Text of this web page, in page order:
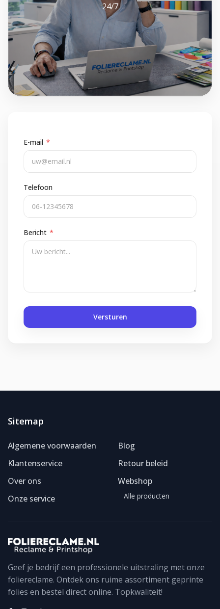
24/7
E-mail *
Telefoon
Bericht *
Versturen
Sitemap
Algemene voorwaarden
Klantenservice
Over ons
Onze service
Blog
Retour beleid
Webshop
Alle producten
Geef je bedrijf een professionele uitstraling met onze
foliereclame. Ontdek ons ruime assortiment geprinte
folies en bestel direct online. Topkwaliteit!
Foliereclame
Meestal binnen een dag